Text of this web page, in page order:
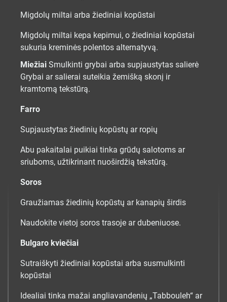
Migdolų miltai arba žiediniai kopūstai
Migdolų miltai kepa kepimui, o žiediniai kopūstai
sukuria kreminės polentos alternatyvą.
Miežiai Smulkinti grybai arba supjaustytas salierė
Grybai ar salierai suteikia žemišką skonį ir
kramtomą tekstūrą.
Farro
Supjaustytas žiedinių kopūstų ar ropių
Abu pakaitalai puikiai tinka grūdų salotoms ar
sriuboms, užtikrinant nuoširdžią tekstūrą.
Soros
Graužiamas žiedinių kopūstų ar kanapių širdis
Naudokite vietoj soros trasoje ar dubeniuose.
Bulgaro kviečiai
Sutraiškyti žiediniai kopūstai arba susmulkinti
kopūstai
Idealiai tinka mažai angliavandenių „Tabbouleh“ ar